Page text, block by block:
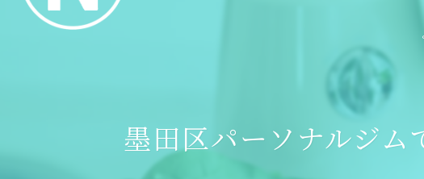
墨田区パーソナルジ